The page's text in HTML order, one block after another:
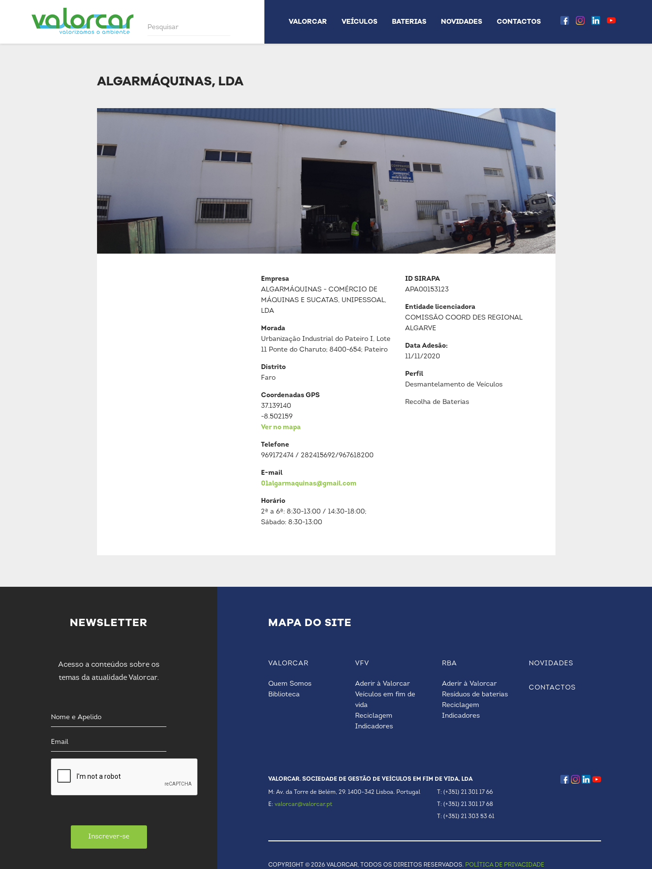
VALORCAR VEÍCULOS BATERIAS NOVIDADES CONTACTOS
ALGARMÁQUINAS, LDA
Empresa
ALGARMÁQUINAS - COMÉRCIO DE
MÁQUINAS E SUCATAS, UNIPESSOAL,
LDA
Morada
Urbanização Industrial do Pateiro I, Lote
11 Ponte do Charuto; 8400-654; Pateiro
Distrito
Faro
Coordenadas GPS
37.139140
-8.502159
Ver no mapa
Telefone
969172474 / 282415692/967618200
E-mail
01algarmaquinas@gmail.com
Horário
2ª a 6ª: 8:30-13:00 / 14:30-18:00;
Sábado: 8:30-13:00
ID SIRAPA
APA00153123
Entidade licenciadora
COMISSÃO COORD DES REGIONAL
ALGARVE
Data Adesão:
11/11/2020
Perfil
Desmantelamento de Veículos
Recolha de Baterias
NEWSLETTER
Acesso a conteúdos sobre os
temas da atualidade Valorcar.
Inscrever-se
MAPA DO SITE
VALORCAR
Quem Somos
Biblioteca
VFV
Aderir à Valorcar
Veículos em fim de
vida
Reciclagem
Indicadores
RBA
Aderir à Valorcar
Resíduos de baterias
Reciclagem
Indicadores
NOVIDADES
CONTACTOS
VALORCAR. SOCIEDADE DE GESTÃO DE VEÍCULOS EM FIM DE VIDA, LDA
M: Av. da Torre de Belém, 29. 1400-342 Lisboa. Portugal
E: valorcar@valorcar.pt
T: (+351) 21 301 17 66
T: (+351) 21 301 17 68
T: (+351) 21 303 53 61
COPYRIGHT © 2026 VALORCAR, TODOS OS DIREITOS RESERVADOS. POLÍTICA DE PRIVACIDADE